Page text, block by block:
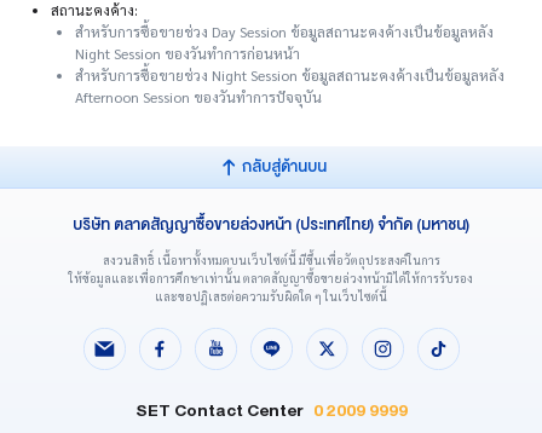
สถานะคงค้าง:
สำหรับการซื้อขายช่วง Day Session ข้อมูลสถานะคงค้างเป็นข้อมูลหลัง
Night Session ของวันทำการก่อนหน้า
สำหรับการซื้อขายช่วง Night Session ข้อมูลสถานะคงค้างเป็นข้อมูลหลัง
Afternoon Session ของวันทำการปัจจุบัน
กลับสู่ด้านบน
บริษัท ตลาดสัญญาซื้อขายล่วงหน้า (ประเทศไทย) จำกัด (มหาชน)
สงวนสิทธิ์ เนื้อหาทั้งหมดบนเว็บไซต์นี้ มีขึ้นเพื่อวัตถุประสงค์ในการ
ให้ข้อมูลและเพื่อการศึกษาเท่านั้น ตลาดสัญญาซื้อขายล่วงหน้ามิได้ให้การรับรอง
และขอปฏิเสธต่อความรับผิดใด ๆ ในเว็บไซต์นี้
SET Contact Center 0 2009 9999